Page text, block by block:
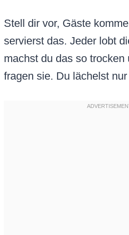
Stell dir vor, Gäste
servierst das. Jeder lobt
machst du das so trocken
fragen sie. Du lächelst